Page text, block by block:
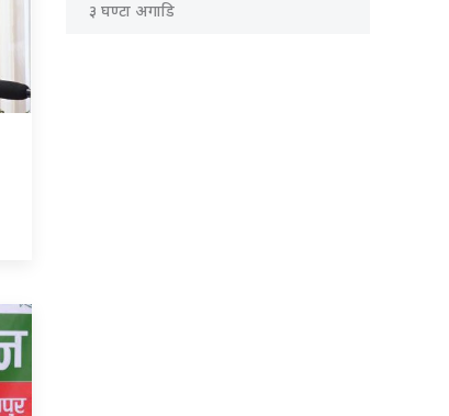
३ घण्टा अगाडि